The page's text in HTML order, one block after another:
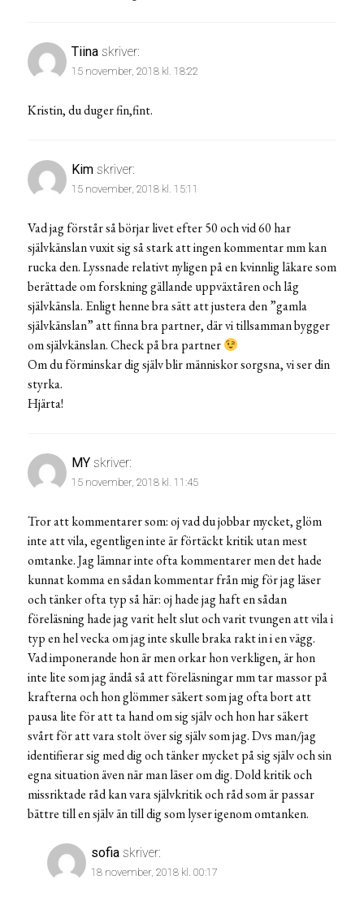
Tiina skriver:
15 november, 2018 kl. 18:22
Kristin, du duger fin,fint.
Kim skriver:
15 november, 2018 kl. 15:11
Vad jag förstår så börjar livet efter 50 och vid 60 har
självkänslan vuxit sig så stark att ingen kommentar mm kan
rucka den. Lyssnade relativt nyligen på en kvinnlig läkare som
berättade om forskning gällande uppväxtåren och låg
självkänsla. Enligt henne bra sätt att justera den ”gamla
självkänslan” att finna bra partner, där vi tillsamman bygger
om självkänslan. Check på bra partner
Om du förminskar dig själv blir människor sorgsna, vi ser din
styrka.
Hjärta!
MY skriver:
15 november, 2018 kl. 11:45
Tror att kommentarer som: oj vad du jobbar mycket, glöm
inte att vila, egentligen inte är förtäckt kritik utan mest
omtanke. Jag lämnar inte ofta kommentarer men det hade
kunnat komma en sådan kommentar från mig för jag läser
och tänker ofta typ så här: oj hade jag haft en sådan
föreläsning hade jag varit helt slut och varit tvungen att vila i
typ en hel vecka om jag inte skulle braka rakt in i en vägg.
Vad imponerande hon är men orkar hon verkligen, är hon
inte lite som jag ändå så att föreläsningar mm tar massor på
krafterna och hon glömmer säkert som jag ofta bort att
pausa lite för att ta hand om sig själv och hon har säkert
svårt för att vara stolt över sig själv som jag. Dvs man/jag
identifierar sig med dig och tänker mycket på sig själv och sin
egna situation även när man läser om dig. Dold kritik och
missriktade råd kan vara självkritik och råd som är passar
bättre till en själv än till dig som lyser igenom omtanken.
sofia skriver:
18 november, 2018 kl. 00:17